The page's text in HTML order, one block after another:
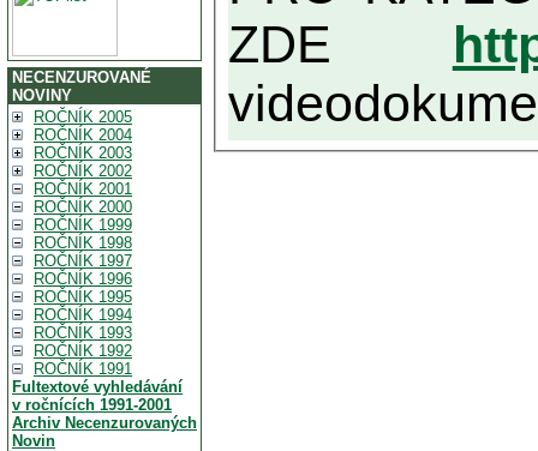
NECENZUROVANÉ
NOVINY
ROČNÍK 2005
ROČNÍK 2004
ROČNÍK 2003
ROČNÍK 2002
ROČNÍK 2001
ROČNÍK 2000
ROČNÍK 1999
ROČNÍK 1998
ROČNÍK 1997
ROČNÍK 1996
ROČNÍK 1995
ROČNÍK 1994
ROČNÍK 1993
ROČNÍK 1992
ROČNÍK 1991
Fultextové vyhledávání
v ročnících 1991-2001
Archiv Necenzurovaných
Novin
ZDE